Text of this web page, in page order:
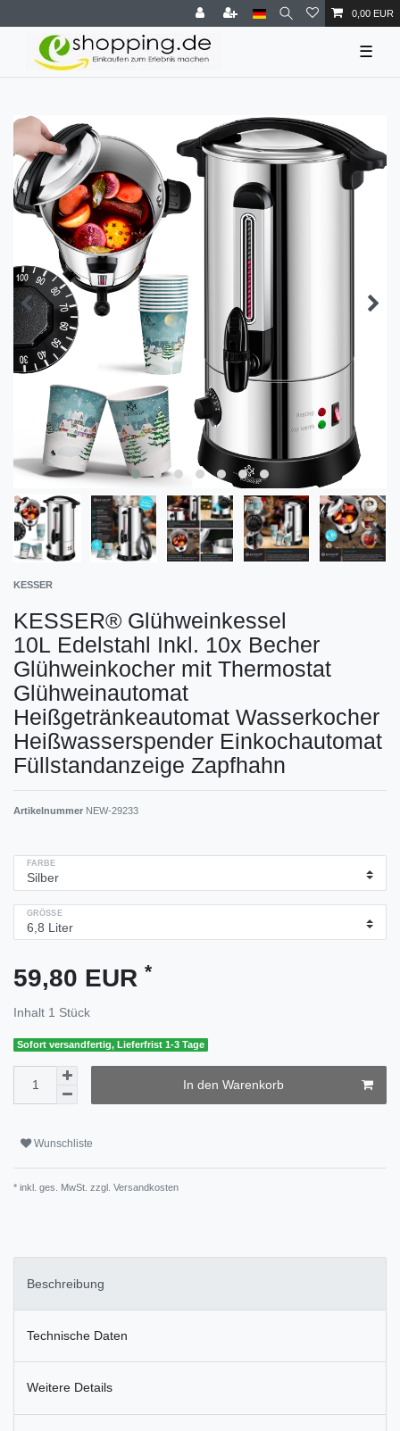
0,00 EUR
☰
KESSER
KESSER® Glühweinkessel
10L Edelstahl Inkl. 10x Becher
Glühweinkocher mit Thermostat
Glühweinautomat
Heißgetränkeautomat Wasserkocher
Heißwasserspender Einkochautomat
Füllstandanzeige Zapfhahn
Artikelnummer NEW-29233
FARBE
GRÖSSE
59,80 EUR *
Inhalt 1 Stück
Sofort versandfertig, Lieferfrist 1-3 Tage
In den Warenkorb
Wunschliste
* inkl. ges. MwSt. zzgl. Versandkosten
Beschreibung
Technische Daten
Weitere Details